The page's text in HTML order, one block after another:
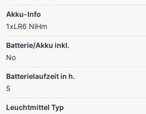
Akku-Info
1xLR6 NiHm
Batterie/Akku inkl.
No
Batterielaufzeit in h.
5
Leuchtmittel Typ